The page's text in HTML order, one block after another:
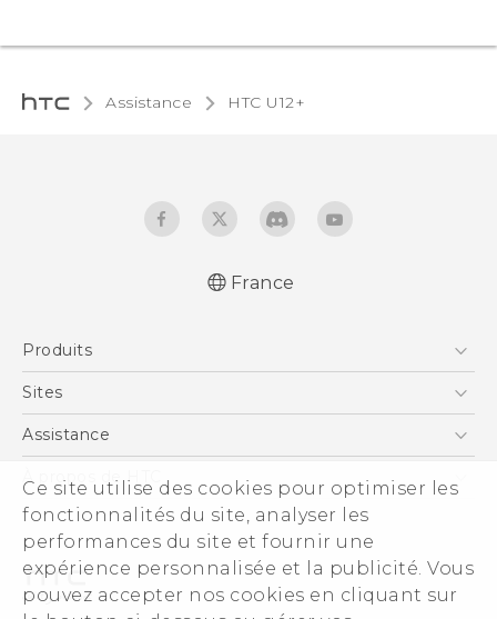
Ce site utilise des cookies pour optimiser les
fonctionnalités du site, analyser les
performances du site et fournir une
expérience personnalisée et la publicité. Vous
pouvez accepter nos cookies en cliquant sur
Assistance HTC U12+‎
France
Produits
Smartphones
Vive
Accessoires
Sites
HTC Vive
HTC Pro
Assistance
eCommerce Support
À propos de HTC
ESG
Informations sur la société
Sécurité du produit